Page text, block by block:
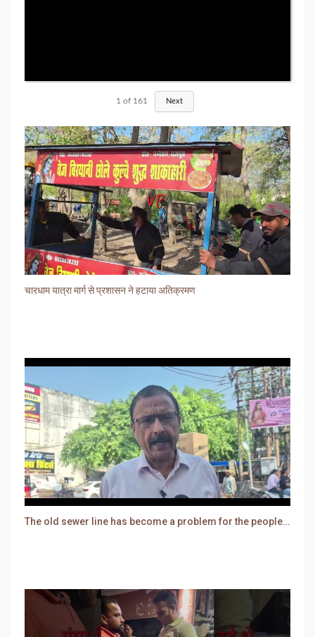
1 of 161 Next
चारधाम यात्रा मार्ग से प्रशासन ने हटाया अतिक्रमण
The old sewer line has become a problem for the people. Sewer water is entering people's houses.